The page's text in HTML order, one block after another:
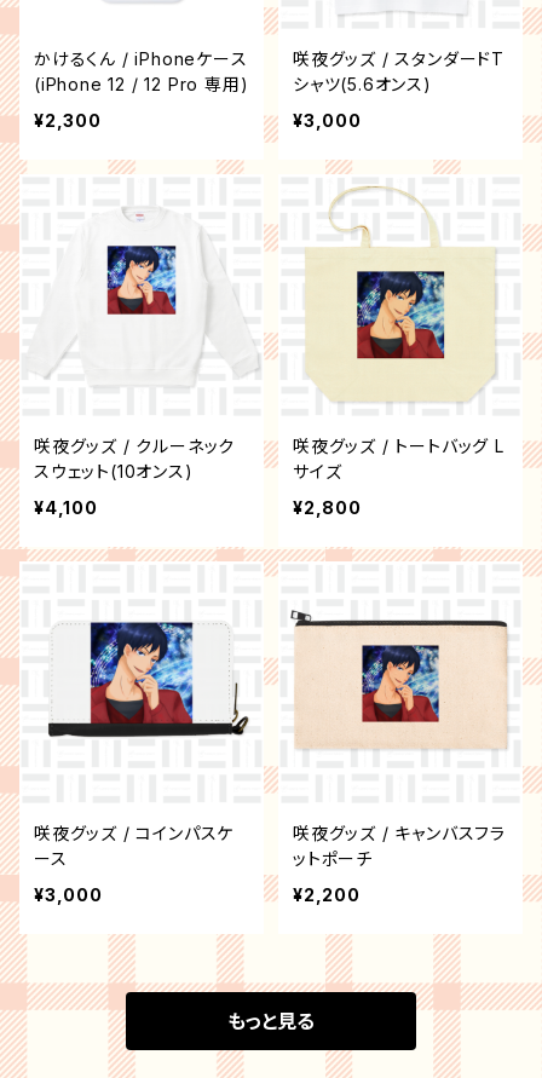
かけるくん / iPhoneケース
(iPhone 12 / 12 Pro 専用)
¥2,300
咲夜グッズ / スタンダードT
シャツ(5.6オンス)
¥3,000
咲夜グッズ / クルーネック
スウェット(10オンス)
¥4,100
咲夜グッズ / トートバッグ L
サイズ
¥2,800
咲夜グッズ / コインパスケ
ース
¥3,000
咲夜グッズ / キャンバスフラ
ットポーチ
¥2,200
もっと見る